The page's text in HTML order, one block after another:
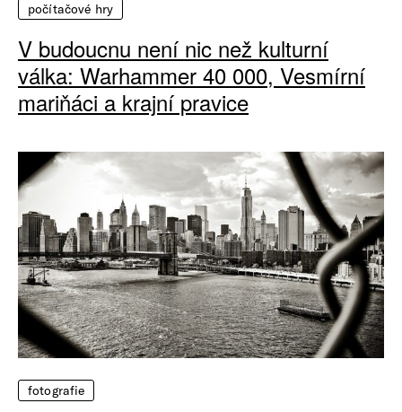
počítačové hry
V budoucnu není nic než kulturní
válka: Warhammer 40 000, Vesmírní
mariňáci a krajní pravice
fotografie